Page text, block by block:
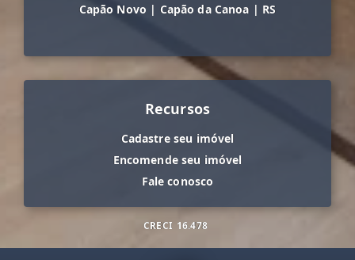
Capão Novo | Capão da Canoa | RS
Recursos
Cadastre seu imóvel
Encomende seu imóvel
Fale conosco
CRECI 16.478